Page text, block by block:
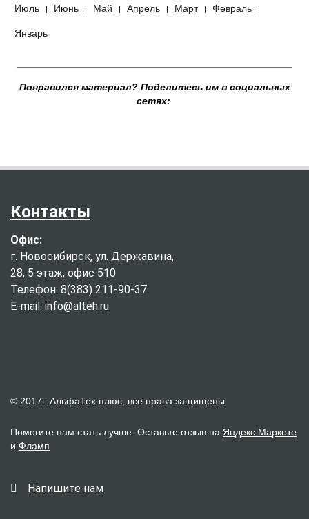
Июль | Июнь | Май | Апрель | Март | Февраль |
Январь
Понравился материал? Поделитесь им в социальных
сетях:
Контакты
Офис:
г. Новосибирск, ул. Державина,
28, 5 этаж, офис 510
Телефон: 8(383) 211-90-37
E-mail: info@alteh.ru
© 2017г. АльфаТех плюс, все права защищены
Помогите нам стать лучше. Оставьте отзыв на Яндекс.Маркете
и Фламп
Напишите нам